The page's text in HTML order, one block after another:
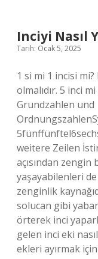
Inciyi Nasıl
Tarih: Ocak 5, 2025
1 si mi 1 incisi
olmalıdır. 5 inci
Grundzahlen und
weitere Zeilen
açısından
yaşayabilenleri
zenginlik
solucan gibi
örterek inci
gelen inci eki
ekleri ayırmak